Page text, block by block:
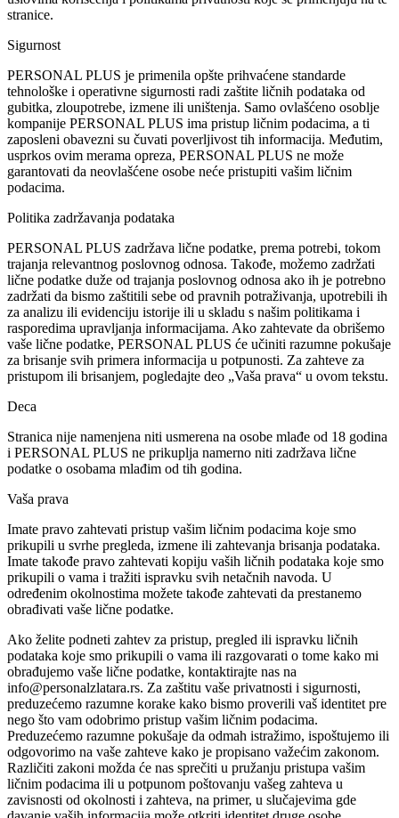
stranice.
Sigurnost
PERSONAL PLUS je primenila opšte prihvaćene standarde
tehnološke i operativne sigurnosti radi zaštite ličnih podataka od
gubitka, zloupotrebe, izmene ili uništenja. Samo ovlašćeno osoblje
kompanije PERSONAL PLUS ima pristup ličnim podacima, a ti
zaposleni obavezni su čuvati poverljivost tih informacija. Međutim,
usprkos ovim merama opreza, PERSONAL PLUS ne može
garantovati da neovlašćene osobe neće pristupiti vašim ličnim
podacima.
Politika zadržavanja podataka
PERSONAL PLUS zadržava lične podatke, prema potrebi, tokom
trajanja relevantnog poslovnog odnosa. Takođe, možemo zadržati
lične podatke duže od trajanja poslovnog odnosa ako ih je potrebno
zadržati da bismo zaštitili sebe od pravnih potraživanja, upotrebili ih
za analizu ili evidenciju istorije ili u skladu s našim politikama i
rasporedima upravljanja informacijama. Ako zahtevate da obrišemo
vaše lične podatke, PERSONAL PLUS će učiniti razumne pokušaje
za brisanje svih primera informacija u potpunosti. Za zahteve za
pristupom ili brisanjem, pogledajte deo „Vaša prava“ u ovom tekstu.
Deca
Stranica nije namenjena niti usmerena na osobe mlađe od 18 godina
i PERSONAL PLUS ne prikuplja namerno niti zadržava lične
podatke o osobama mlađim od tih godina.
Vaša prava
Imate pravo zahtevati pristup vašim ličnim podacima koje smo
prikupili u svrhe pregleda, izmene ili zahtevanja brisanja podataka.
Imate takođe pravo zahtevati kopiju vaših ličnih podataka koje smo
prikupili o vama i tražiti ispravku svih netačnih navoda. U
određenim okolnostima možete takođe zahtevati da prestanemo
obrađivati vaše lične podatke.
Ako želite podneti zahtev za pristup, pregled ili ispravku ličnih
podataka koje smo prikupili o vama ili razgovarati o tome kako mi
obrađujemo vaše lične podatke, kontaktirajte nas na
info@personalzlatara.rs. Za zaštitu vaše privatnosti i sigurnosti,
preduzećemo razumne korake kako bismo proverili vaš identitet pre
nego što vam odobrimo pristup vašim ličnim podacima.
Preduzećemo razumne pokušaje da odmah istražimo, ispoštujemo ili
odgovorimo na vaše zahteve kako je propisano važećim zakonom.
Različiti zakoni možda će nas sprečiti u pružanju pristupa vašim
ličnim podacima ili u potpunom poštovanju vašeg zahteva u
zavisnosti od okolnosti i zahteva, na primer, u slučajevima gde